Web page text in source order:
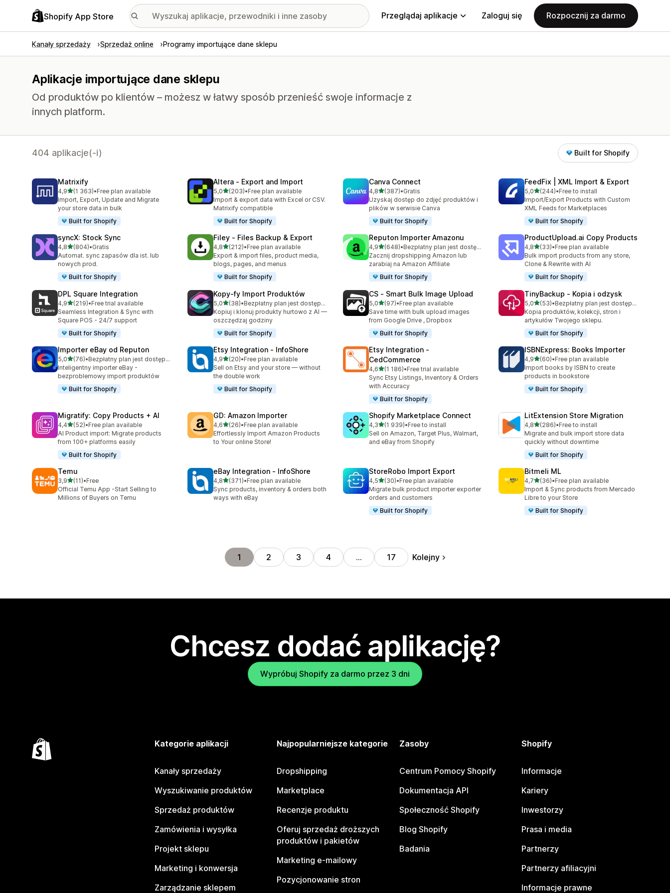
Shopify App Store Przeglądaj aplikacje Zaloguj się Rozpocznij za darmo
Kanały sprzedaży Sprzedaż online Programy importujące dane sklepu
Aplikacje importujące dane sklepu
Od produktów po klientów – możesz w łatwy sposób przenieść swoje informacje z
innych platform.
404 aplikacje(-i) Built for Shopify
Matrixify
4,9na 5 gwiazdek
(1 363)
Łączna liczba recenzji: 1363
•Free plan available
Import, Export, Update and Migrate
your store data in bulk
Built for Shopify
Altera ‑ Export and Import
5,0na 5 gwiazdek
(203)
Łączna liczba recenzji: 203
•Free plan available
Import & export data with Excel or CSV.
Matrixify compatible
Built for Shopify
Canva Connect
4,8na 5 gwiazdek
(387)
Łączna liczba recenzji: 387
•Gratis
Uzyskaj dostęp do zdjęć produktów i
plików w serwisie Canva
Built for Shopify
FeedFix | XML Import & Export
5,0na 5 gwiazdek
(244)
Łączna liczba recenzji: 244
•Free to install
Import/Export Products with Custom
XML Feeds for Marketplaces
Built for Shopify
syncX: Stock Sync
4,8na 5 gwiazdek
(804)
Łączna liczba recenzji: 804
•Gratis
Automat. sync zapasów dla ist. lub
nowych prod.
Built for Shopify
Filey ‑ Files Backup & Export
4,8na 5 gwiazdek
(212)
Łączna liczba recenzji: 212
•Free plan available
Export & import files, product media,
blogs, pages, and menus
Built for Shopify
Reputon Importer Amazonu
4,9na 5 gwiazdek
(648)
Łączna liczba recenzji: 648
•
Bezpłatny plan jest dostępny
Zacznij dropshipping Amazon lub
zarabiaj na Amazon Affiliate
Built for Shopify
ProductUpload.ai Copy Products
4,8na 5 gwiazdek
(33)
Łączna liczba recenzji: 33
•Free plan available
Bulk import products from any store,
Clone & Rewrite with AI
Built for Shopify
DPL Square Integration
4,9na 5 gwiazdek
(219)
Łączna liczba recenzji: 219
•Free trial available
Seamless Integration & Sync with
Square POS - 24/7 support
Built for Shopify
Kopy‑fy Import Produktów
5,0na 5 gwiazdek
(38)
Łączna liczba recenzji: 38
•
Bezpłatny plan jest dostępny
Kopiuj i klonuj produkty hurtowo z AI —
oszczędzaj godziny
Built for Shopify
CS ‑ Smart Bulk Image Upload
5,0na 5 gwiazdek
(97)
Łączna liczba recenzji: 97
•Free plan available
Save time with bulk upload images
from Google Drive , Dropbox
Built for Shopify
TinyBackup ‑ Kopia i odzysk
5,0na 5 gwiazdek
(53)
Łączna liczba recenzji: 53
•
Bezpłatny plan jest dostępny
Kopia produktów, kolekcji, stron i
artykułów Twojego sklepu.
Built for Shopify
Importer eBay od Reputon
5,0na 5 gwiazdek
(76)
Łączna liczba recenzji: 76
•
Bezpłatny plan jest dostępny
Inteligentny importer eBay -
bezproblemowy import produktów
Built for Shopify
Etsy Integration ‑ InfoShore
4,9na 5 gwiazdek
(20)
Łączna liczba recenzji: 20
•Free plan available
Sell on Etsy and your store — without
the double work
Built for Shopify
Etsy Integration ‑
CedCommerce
4,6na 5 gwiazdek
(1 186)
Łączna liczba recenzji: 1186
•Free trial available
Sync Etsy Listings, Inventory & Orders
with Accuracy
Built for Shopify
ISBNExpress: Books Importer
4,9na 5 gwiazdek
(60)
Łączna liczba recenzji: 60
•Free plan available
Import books by ISBN to create
products in bookstore
Built for Shopify
Migratify: Copy Products + AI
4,4na 5 gwiazdek
(52)
Łączna liczba recenzji: 52
•Free plan available
AI Product import: Migrate products
from 100+ platforms easily
Built for Shopify
GD: Amazon Importer
4,6na 5 gwiazdek
(26)
Łączna liczba recenzji: 26
•Free plan available
Effortlessly Import Amazon Products
to Your online Store!
Shopify Marketplace Connect
4,3na 5 gwiazdek
(1 939)
Łączna liczba recenzji: 1939
•Free to install
Sell on Amazon, Target Plus, Walmart,
and eBay from Shopify
LitExtension Store Migration
4,8na 5 gwiazdek
(286)
Łączna liczba recenzji: 286
•Free to install
Migrate and bulk import store data
quickly without downtime
Built for Shopify
Temu
3,9na 5 gwiazdek
(11)
Łączna liczba recenzji: 11
•Free
Official Temu App -Start Selling to
Millions of Buyers on Temu
eBay Integration ‑ InfoShore
4,8na 5 gwiazdek
(371)
Łączna liczba recenzji: 371
•Free plan available
Sync products, inventory & orders both
ways with eBay
StoreRobo Import Export
4,5na 5 gwiazdek
(30)
Łączna liczba recenzji: 30
•Free plan available
Migrate bulk product importer exporter
orders and customers
Built for Shopify
Bitmeli ML
4,7na 5 gwiazdek
(36)
Łączna liczba recenzji: 36
•Free plan available
Import & Sync products from Mercado
Libre to your Store
Built for Shopify
1 2 3 4 … 17 Kolejny
Chcesz dodać aplikację?
Wypróbuj Shopify za darmo przez 3 dni
Kategorie aplikacji
Kanały sprzedaży
Wyszukiwanie produktów
Sprzedaż produktów
Zamówienia i wysyłka
Projekt sklepu
Marketing i konwersja
Zarządzanie sklepem
Najpopularniejsze kategorie
Dropshipping
Marketplace
Recenzje produktu
Oferuj sprzedaż droższych
produktów i pakietów
Marketing e-mailowy
Pozycjonowanie stron
Zasoby
Centrum Pomocy Shopify
Dokumentacja API
Społeczność Shopify
Blog Shopify
Badania
Shopify
Informacje
Kariery
Inwestorzy
Prasa i media
Partnerzy
Partnerzy afiliacyjni
Informacje prawne